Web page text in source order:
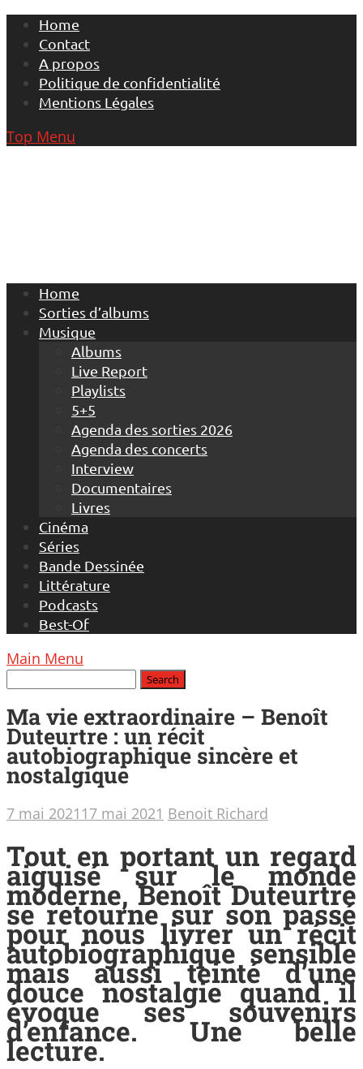
Skip
content
Home
Contact
A propos
Politique de confidentialité
Mentions Légales
Top Menu
Home
Sorties d’albums
Musique
Albums
Live Report
Playlists
5+5
Agenda des sorties 2026
Agenda des concerts
Interview
Documentaires
Livres
Cinéma
Séries
Bande Dessinée
Littérature
Podcasts
Best-Of
Main Menu
Ma vie extraordinaire – Benoît
Duteurtre : un récit
autobiographique sincère et
nostalgique
7 mai 2021 17 mai 2021 Benoit Richard
Tout en portant un regard
aiguisé sur le monde
moderne, Benoît Duteurtre
se retourne sur son passé
pour nous livrer un récit
autobiographique sensible
mais aussi teinté d’une
douce nostalgie quand il
évoque ses souvenirs
d’enfance. Une belle
lecture.